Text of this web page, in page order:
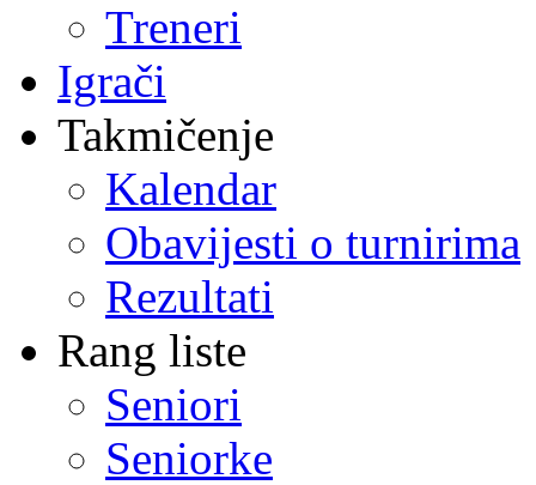
Treneri
Igrači
Takmičenje
Kalendar
Obavijesti o turnirima
Rezultati
Rang liste
Seniori
Seniorke